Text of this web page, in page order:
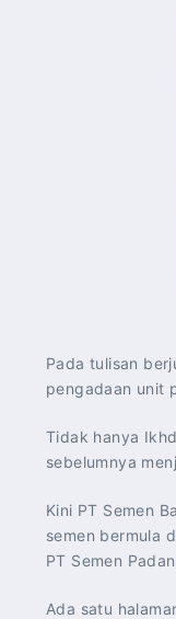
Pada tulisan
pengadaan unit
Tidak hanya
sebelumnya
Kini PT Semen
semen bermula
PT Semen
Ada satu